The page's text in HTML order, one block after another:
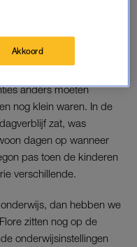
gewoon te duur. We
hetzelfde kwijt aan
anders moeten
nog klein waren. In de
zat, was
dagen op wanneer
pas toen de kinderen
verschillende.
dan hebben we
zitten nog op de
onderwijsinstellingen
Akkoord